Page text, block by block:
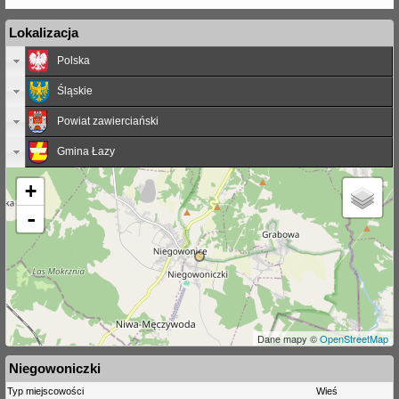
Lokalizacja
Polska
Śląskie
Powiat zawierciański
Gmina Łazy
+
-
Dane mapy ©OpenStreetMap
Niegowoniczki
Typ miejscowości Wieś